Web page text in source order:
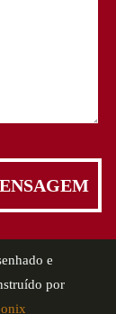
e
por